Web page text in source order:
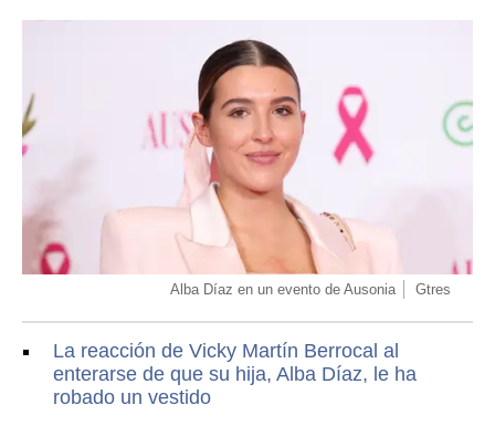
Alba Díaz en un evento de Ausonia Gtres
La reacción de Vicky Martín Berrocal al
enterarse de que su hija, Alba Díaz, le ha
robado un vestido